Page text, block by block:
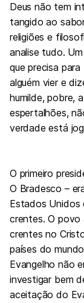
Deus não tem
tangido ao
religiões e
analise tudo.
que precisa
alguém vier e
humilde, pobre,
espertalhões,
verdade está
O primeiro
O Bradesco –
Estados Unidos
crentes. O povo
crentes no
países do
Evangelho não
investigar bem
aceitação do